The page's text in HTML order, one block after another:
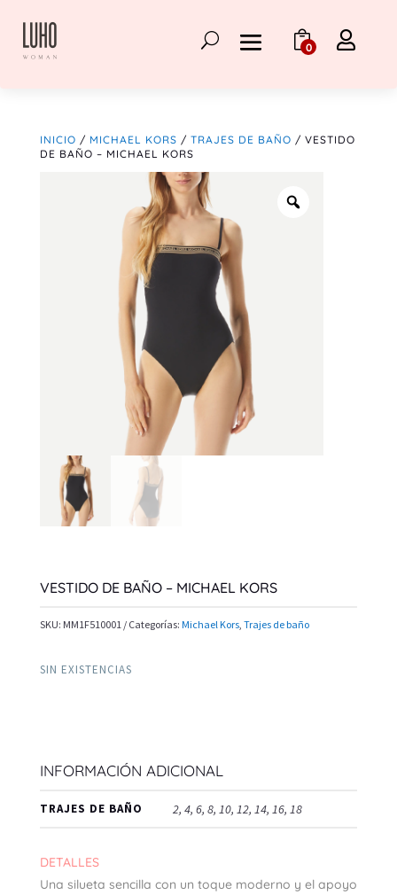
0 
INICIO / MICHAEL KORS / TRAJES DE BAÑO / VESTIDO
DE BAÑO – MICHAEL KORS
VESTIDO DE BAÑO – MICHAEL KORS
SKU: MM1F510001 Categorías: Michael Kors, Trajes de baño
SIN EXISTENCIAS
INFORMACIÓN ADICIONAL
TRAJES DE BAÑO 2, 4, 6, 8, 10, 12, 14, 16, 18
DETALLES
Una silueta sencilla con un toque moderno y el apoyo